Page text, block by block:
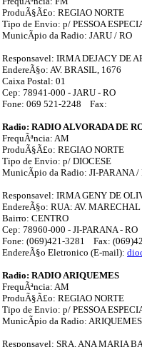
ProduÃ§Ã£o: REGIAO NORTE
Tipo de Envio: p/ PESSOA
MunicÃ­pio da Radio: JARU / RO
Responsavel: IRMA DEJACY DE
EndereÃ§o: AV. BRASIL, 1676
Caixa Postal: 01
Cep: 78941-000 - JARU - RO
Fone: 069 521-2248 Fax:
Radio: RADIO ALVORADA DE
FrequÃªncia: AM
ProduÃ§Ã£o: REGIAO NORTE
Tipo de Envio: p/ DIOCESE
MunicÃ­pio da Radio: JI-PARANA /
Responsavel: IRMA GENY DE
EndereÃ§o: RUA: AV.
Bairro: CENTRO
Cep: 78960-000 - JI-PARANA - RO
Fone: (069)421-3281 Fax:
EndereÃ§o Eletronico (E-mail):
Radio: RADIO ARIQUEMES
FrequÃªncia: AM
ProduÃ§Ã£o: REGIAO NORTE
Tipo de Envio: p/ PESSOA
MunicÃ­pio da Radio:
Responsavel: SRA. ANA MARIA